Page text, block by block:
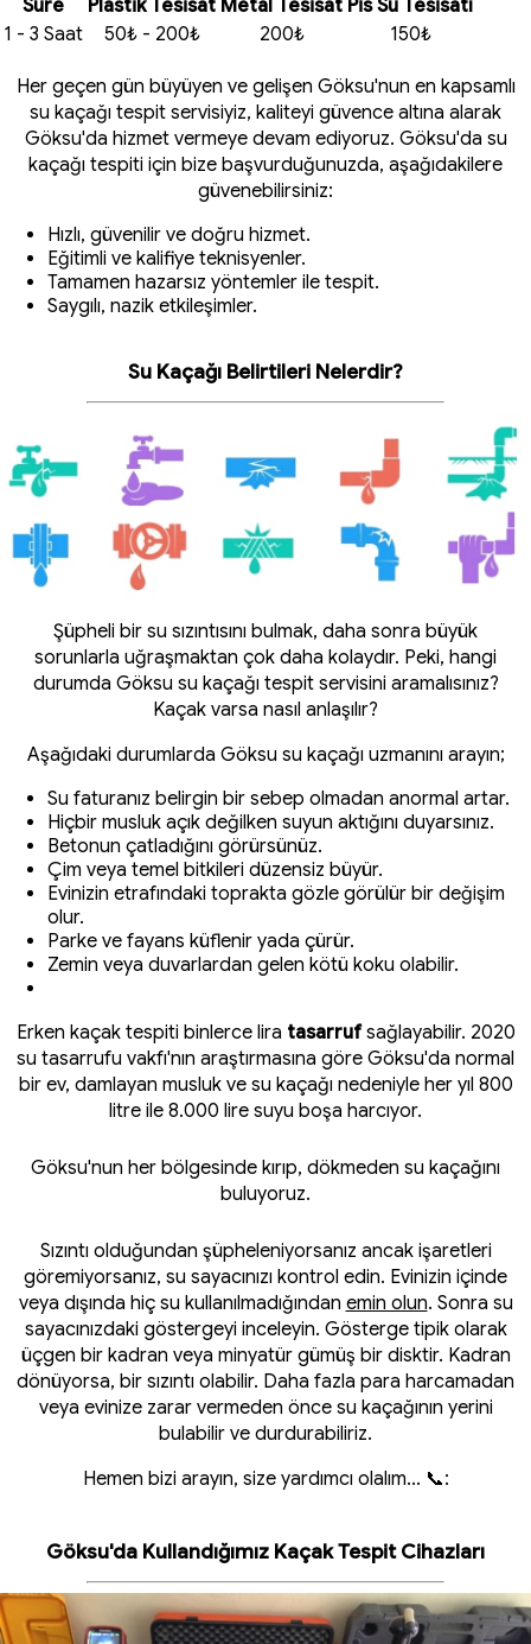
Süre Plastik Tesisat Metal Tesisat Pis Su Tesisatı
1 - 3 Saat
50₺ - 200₺ 200₺ 150₺
Her geçen gün büyüyen ve gelişen Göksu'nun en kapsamlı
su kaçağı tespit servisiyiz, kaliteyi güvence altına alarak
Göksu'da hizmet vermeye devam ediyoruz. Göksu'da su
kaçağı tespiti için bize başvurduğunuzda, aşağıdakilere
güvenebilirsiniz:
Hızlı, güvenilir ve doğru hizmet.
Eğitimli ve kalifiye teknisyenler.
Tamamen hazarsız yöntemler ile tespit.
Saygılı, nazik etkileşimler.
Su Kaçağı Belirtileri Nelerdir?
Şüpheli bir su sızıntısını bulmak, daha sonra büyük
sorunlarla uğraşmaktan çok daha kolaydır. Peki, hangi
durumda Göksu su kaçağı tespit servisini aramalısınız?
Kaçak varsa nasıl anlaşılır?
Aşağıdaki durumlarda Göksu su kaçağı uzmanını arayın;
Su faturanız belirgin bir sebep olmadan anormal artar.
Hiçbir musluk açık değilken suyun aktığını duyarsınız.
Betonun çatladığını görürsünüz.
Çim veya temel bitkileri düzensiz büyür.
Evinizin etrafındaki toprakta gözle görülür bir değişim
olur.
Parke ve fayans küflenir yada çürür.
Zemin veya duvarlardan gelen kötü koku olabilir.
Erken kaçak tespiti binlerce lira tasarrufsağlayabilir. 2020
su tasarrufu vakfı'nın araştırmasına göre Göksu'da normal
bir ev, damlayan musluk ve su kaçağı nedeniyle her yıl 800
litre ile 8.000 lire suyu boşa harcıyor.
Göksu'nun her bölgesinde kırıp, dökmeden su kaçağını
buluyoruz.
Sızıntı olduğundan şüpheleniyorsanız ancak işaretleri
göremiyorsanız, su sayacınızı kontrol edin. Evinizin içinde
veya dışında hiç su kullanılmadığından emin olun. Sonra su
sayacınızdaki göstergeyi inceleyin. Gösterge tipik olarak
üçgen bir kadran veya minyatür gümüş bir disktir. Kadran
dönüyorsa, bir sızıntı olabilir. Daha fazla para harcamadan
veya evinize zarar vermeden önce su kaçağının yerini
bulabilir ve durdurabiliriz.
Hemen bizi arayın, size yardımcı olalım... 📞:
Göksu'da Kullandığımız Kaçak Tespit Cihazları